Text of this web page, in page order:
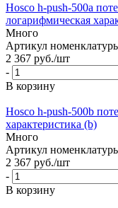
Hosco h-push-500a
логарифмическая
Много
Артикул
2 367 руб./шт
-
В корзину
Hosco h-push-500b
характеристика (b)
Много
Артикул
2 367 руб./шт
-
В корзину